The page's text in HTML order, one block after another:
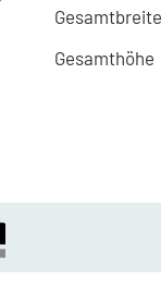
Gesamtbreite
Gesamthöhe